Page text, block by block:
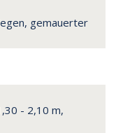
gemauerter
- 2,10 m,